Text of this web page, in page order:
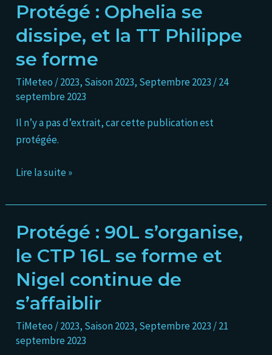
Protégé : Ophelia se
dissipe, et la TT Philippe
se forme
TiMeteo /2023, Saison 2023, Septembre 2023 /24
septembre 2023
Il n’y a pas d’extrait, car cette publication est
protégée.
Protégé :
Ophelia
se
dissipe,
et
la
Philippe
se
Lire la suite »
Protégé : 90L s’organise,
le CTP 16L se forme et
Nigel continue de
s’affaiblir
TiMeteo /2023, Saison 2023, Septembre 2023 /21
septembre 2023
Protégé :
s’organise,
le
CTP
16L
se
forme